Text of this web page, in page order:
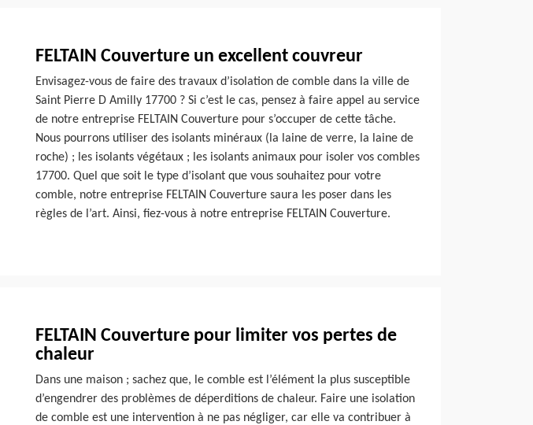
FELTAIN Couverture un excellent couvreur
Envisagez-vous de faire des travaux d’isolation de comble dans la ville de
Saint Pierre D Amilly 17700 ? Si c’est le cas, pensez à faire appel au service
de notre entreprise FELTAIN Couverture pour s’occuper de cette tâche.
Nous pourrons utiliser des isolants minéraux (la laine de verre, la laine de
roche) ; les isolants végétaux ; les isolants animaux pour isoler vos combles
17700. Quel que soit le type d’isolant que vous souhaitez pour votre
comble, notre entreprise FELTAIN Couverture saura les poser dans les
règles de l’art. Ainsi, fiez-vous à notre entreprise FELTAIN Couverture.
FELTAIN Couverture pour limiter vos pertes de
chaleur
Dans une maison ; sachez que, le comble est l’élément la plus susceptible
d’engendrer des problèmes de déperditions de chaleur. Faire une isolation
de comble est une intervention à ne pas négliger, car elle va contribuer à